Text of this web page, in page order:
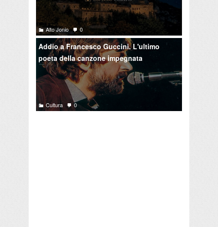
Alto Jonio 0
Addio a Francesco Guccini. L'ultimo
poeta della canzone impegnata
Cultura 0